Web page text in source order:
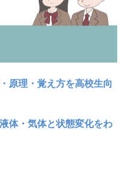
原理・覚え方を高校生向
体・気体と状態変化をわ